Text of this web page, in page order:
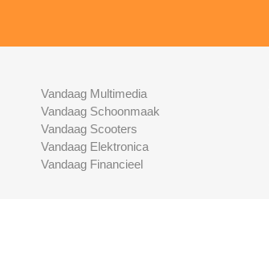
Vandaag Multimedia
Vandaag Schoonmaak
Vandaag Scooters
Vandaag Elektronica
Vandaag Financieel